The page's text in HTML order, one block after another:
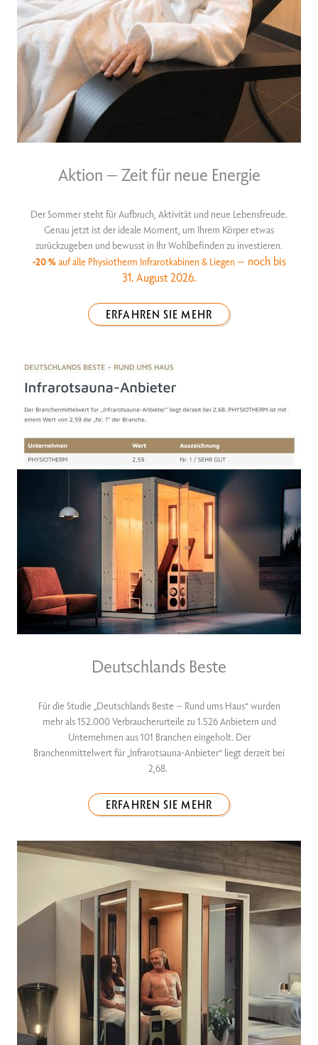
Aktion – Zeit für neue Energie
Der Sommer steht für Aufbruch, Aktivität und neue Lebensfreude.
Genau jetzt ist der ideale Moment, um Ihrem Körper etwas
zurückzugeben und bewusst in Ihr Wohlbefinden zu investieren.
-20 % auf alle Physiotherm Infrarotkabinen & Liegen – noch bis
31. August 2026.
ERFAHREN SIE MEHR
Deutschlands Beste
Für die Studie „Deutschlands Beste – Rund ums Haus“ wurden
mehr als 152.000 Verbraucherurteile zu 1.526 Anbietern und
Unternehmen aus 101 Branchen eingeholt. Der
Branchenmittelwert für „Infrarotsauna-Anbieter“ liegt derzeit bei
2,68.
ERFAHREN SIE MEHR